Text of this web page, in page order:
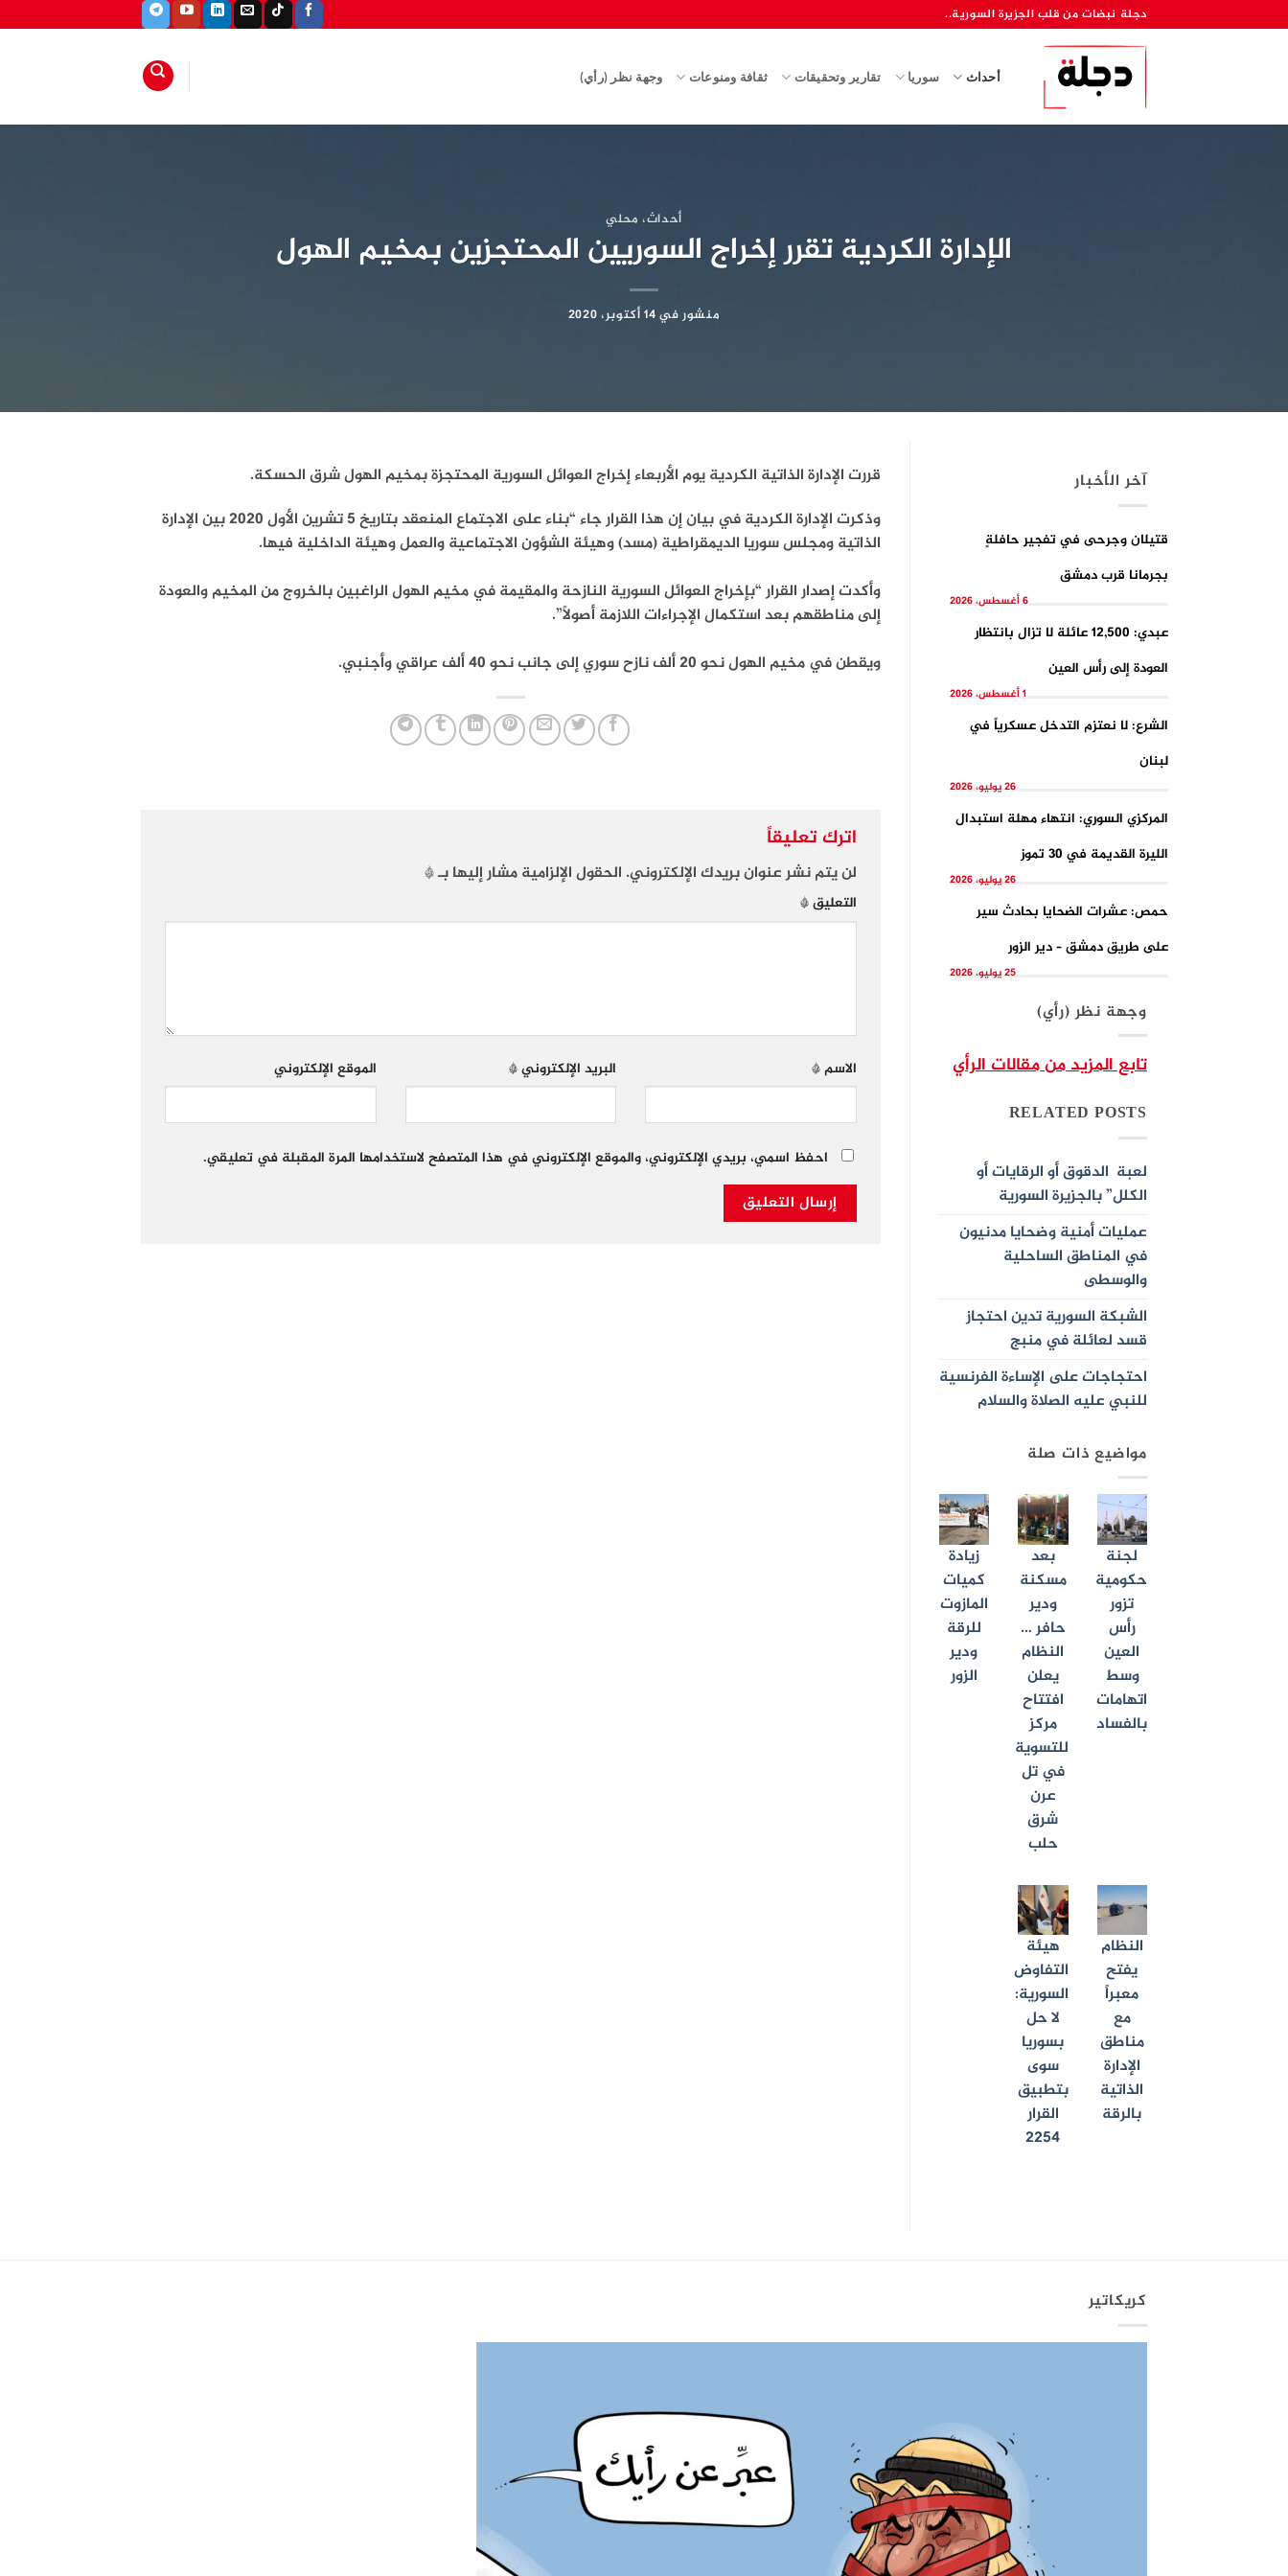
للمحتوى
دجلة نبضات من قلب الجزيرة السورية..
أحداث سوريا تقارير وتحقيقات ثقافة ومنوعات وجهة نظر (رأي)
أحداث، محلي
الإدارة الكردية تقرر إخراج السوريين المحتجزين بمخيم الهول
منشور في14 أكتوبر، 2020
آخر الأخبار
قتيلان وجرحى في تفجيرِ حافلةٍ
بجرمانا قرب دمشق
6 أغسطس، 2026
عبدي: 12,500 عائلة لا تزال بانتظار
العودة إلى رأس العين
1 أغسطس، 2026
الشرع: لا نعتزم التدخل عسكرياً في
لبنان
26 يوليو، 2026
المركزي السوري: انتهاء مهلة استبدال
الليرة القديمة في 30 تموز
26 يوليو، 2026
حمص: عشرات الضحايا بحادث سير
على طريق دمشق – دير الزور
25 يوليو، 2026
وجهة نظر (رأي)
تابع المزيد من مقالات الرأي
RELATED POSTS
لعبة الدقوق أو الرقايات أو
الكلل” بالجزيرة السورية
عمليات أمنية وضحايا مدنيون
في المناطق الساحلية
والوسطى
الشبكة السورية تدين احتجاز
قسد لعائلة في منبج
احتجاجات على الإساءة الفرنسية
للنبي عليه الصلاة والسلام
مواضيع ذات صلة
لجنة
حكومية
تزور
رأس
العين
وسط
اتهامات
بالفساد
بعد
مسكنة
ودير
حافر …
النظام
يعلن
افتتاح
مركز
للتسوية
في تل
عرن
شرق
حلب
زيادة
كميات
المازوت
للرقة
ودير
الزور
النظام
يفتح
معبراً
مع
مناطق
الإدارة
الذاتية
بالرقة
هيئة
التفاوض
السورية:
لا حل
بسوريا
سوى
بتطبيق
القرار
2254
قررت الإدارة الذاتية الكردية يوم الأربعاء إخراج العوائل السورية المحتجزة بمخيم الهول شرق الحسكة.
وذكرت الإدارة الكردية في بيان إن هذا القرار جاء “بناء على الاجتماع المنعقد بتاريخ 5 تشرين الأول 2020 بين الإدارة
الذاتية ومجلس سوريا الديمقراطية (مسد) وهيئة الشؤون الاجتماعية والعمل وهيئة الداخلية فيها.
وأكدت إصدار القرار “بإخراج العوائل السورية النازحة والمقيمة في مخيم الهول الراغبين بالخروج من المخيم والعودة
إلى مناطقهم بعد استكمال الإجراءات اللازمة أصولاً”.
ويقطن في مخيم الهول نحو 20 ألف نازح سوري إلى جانب نحو 40 ألف عراقي وأجنبي.
اترك تعليقاً
لن يتم نشر عنوان بريدك الإلكتروني. الحقول الإلزامية مشار إليها بـ*
التعليق*
الاسم* البريد الإلكتروني* الموقع الإلكتروني
احفظ اسمي، بريدي الإلكتروني، والموقع الإلكتروني في هذا المتصفح لاستخدامها المرة المقبلة في تعليقي.
كريكاتير